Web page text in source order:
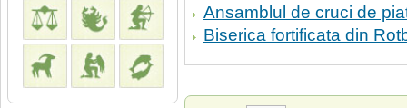
Ansamblul de cruci de
Biserica fortificata din